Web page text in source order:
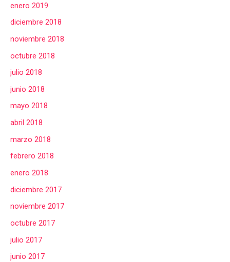
enero 2019
diciembre 2018
noviembre 2018
octubre 2018
julio 2018
junio 2018
mayo 2018
abril 2018
marzo 2018
febrero 2018
enero 2018
diciembre 2017
noviembre 2017
octubre 2017
julio 2017
junio 2017